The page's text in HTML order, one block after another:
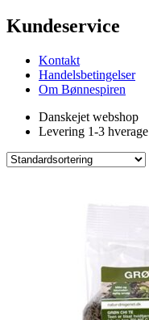
Kundeservice
Kontakt
Handelsbetingelser
Om Bønnespiren
Danskejet webshop
Levering 1-3 hverage